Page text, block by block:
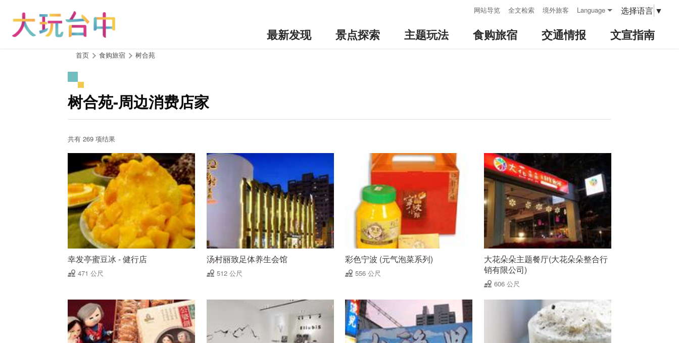
网站导览 全文检索 境外旅客 Language 选择语言 ▼
最新发现 景点探索 主题玩法 食购旅宿 交通情报 文宣指南
首页 食购旅宿 树合苑
树合苑-周边消费店家
共有 269 项结果
幸发亭蜜豆冰 - 健行店
471 公尺
汤村丽致足体养生会馆
512 公尺
彩色宁波 (元气泡菜系列)
556 公尺
大花朵朵主题餐厅(大花朵朵整合行
销有限公司)
606 公尺